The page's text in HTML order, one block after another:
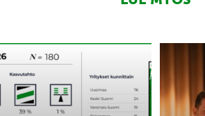
esteet
pk-